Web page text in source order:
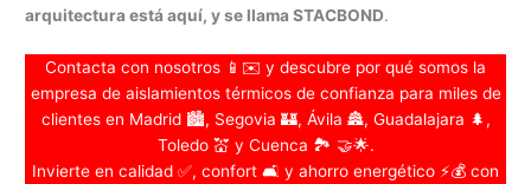
arquitectura está aquí, y se llama STACBOND.
Contacta con nosotros 📱✉️ y descubre por qué somos la
empresa de aislamientos térmicos de confianza para miles de
clientes en Madrid 🏙️, Segovia 🏰, Ávila 🏯, Guadalajara 🌲,
Toledo 💒 y Cuenca 🏞️ 🤝🌟.
Invierte en calidad ✅, confort 🛋️ y ahorro energético ⚡💰 con